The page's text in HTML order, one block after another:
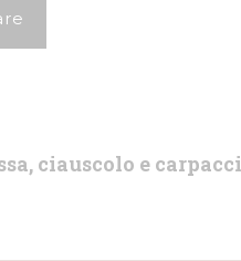
ciauscolo e